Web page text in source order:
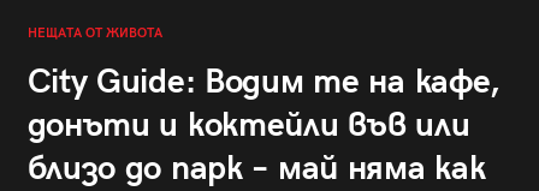
НЕЩАТА ОТ ЖИВОТА
City Guide: Водим те на кафе,
донъти и коктейли във или
близо до парк – май няма как